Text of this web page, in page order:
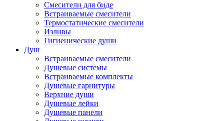
Смесители для биде
Встраиваемые смесители
Термостатические смесители
Изливы
Гигиенические души
Душ
Встраиваемые смесители
Душевые системы
Встраиваемые комплекты
Душевые гарнитуры
Верхние души
Душевые лейки
Душевые панели